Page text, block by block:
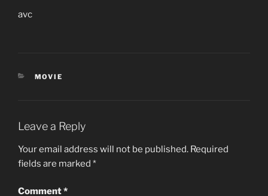
avc
CATEGORIES
MOVIE
Leave a Reply
Your email address will not be published. Required
fields are marked *
Comment*